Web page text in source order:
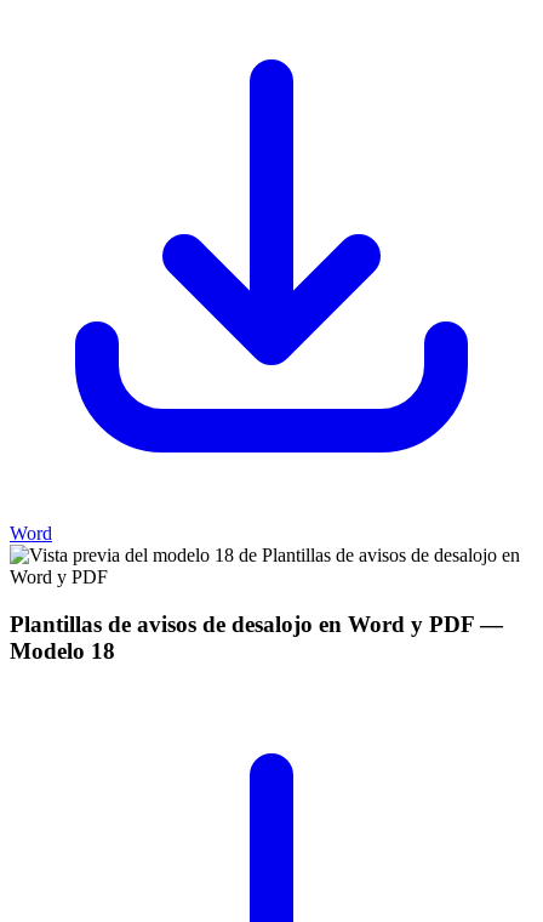
Word
Plantillas de avisos de desalojo en Word y PDF—
Modelo 18